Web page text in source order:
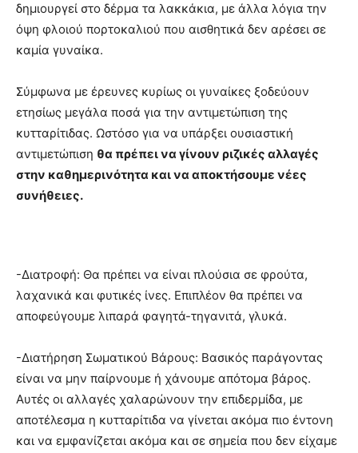
δημιουργεί στο δέρμα τα λακκάκια, με άλλα λόγια την
όψη φλοιού πορτοκαλιού που αισθητικά δεν αρέσει σε
καμία γυναίκα.
Σύμφωνα με έρευνες κυρίως οι γυναίκες ξοδεύουν
ετησίως μεγάλα ποσά για την αντιμετώπιση της
κυτταρίτιδας. Ωστόσο για να υπάρξει ουσιαστική
αντιμετώπιση θα πρέπει να γίνουν ριζικές αλλαγές
στην καθημερινότητα και να αποκτήσουμε νέες
συνήθειες.
-Διατροφή: Θα πρέπει να είναι πλούσια σε φρούτα,
λαχανικά και φυτικές ίνες. Επιπλέον θα πρέπει να
αποφεύγουμε λιπαρά φαγητά-τηγανιτά, γλυκά.
-Διατήρηση Σωματικού Βάρους: Βασικός παράγοντας
είναι να μην παίρνουμε ή χάνουμε απότομα βάρος.
Αυτές οι αλλαγές χαλαρώνουν την επιδερμίδα, με
αποτέλεσμα η κυτταρίτιδα να γίνεται ακόμα πιο έντονη
και να εμφανίζεται ακόμα και σε σημεία που δεν είχαμε